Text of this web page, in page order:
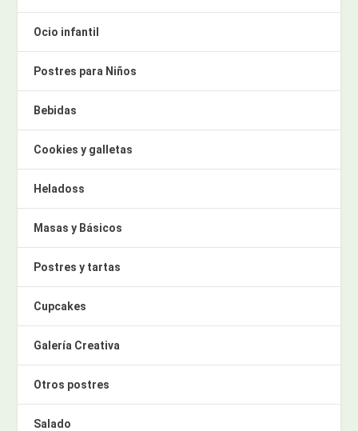
Ocio infantil
Postres para Niños
Bebidas
Cookies y galletas
Heladoss
Masas y Básicos
Postres y tartas
Cupcakes
Galería Creativa
Otros postres
Salado